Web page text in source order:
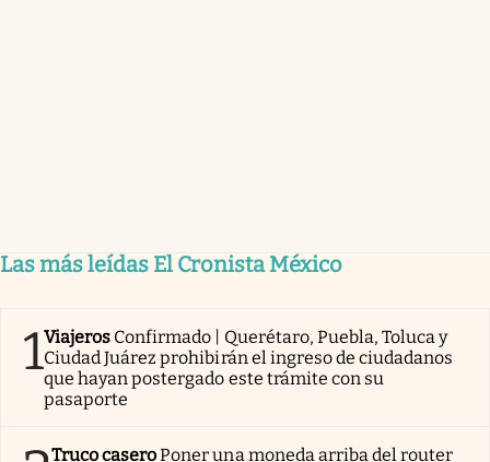
Las más leídas El Cronista México
1Viajeros Confirmado | Querétaro, Puebla, Toluca y
Ciudad Juárez prohibirán el ingreso de ciudadanos
que hayan postergado este trámite con su
pasaporte
Truco caseroPoner una moneda arriba del router